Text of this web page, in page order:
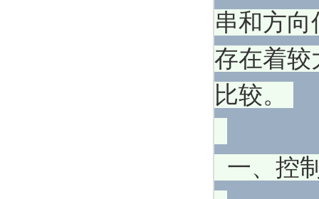
串和方
存在着较
比较。
一、控